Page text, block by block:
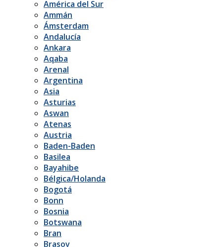
América del Sur
Ammán
Ámsterdam
Andalucía
Ankara
Aqaba
Arenal
Argentina
Asia
Asturias
Aswan
Atenas
Austria
Baden-Baden
Basilea
Bayahibe
Bélgica/Holanda
Bogotá
Bonn
Bosnia
Botswana
Bran
Brasov